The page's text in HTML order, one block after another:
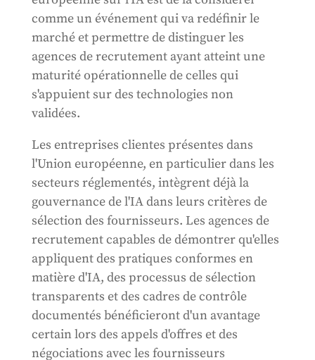
comme un événement qui va redéfinir le
marché et permettre de distinguer les
agences de recrutement ayant atteint une
maturité opérationnelle de celles qui
s'appuient sur des technologies non
validées.
Les entreprises clientes présentes dans
l'Union européenne, en particulier dans les
secteurs réglementés, intègrent déjà la
gouvernance de l'IA dans leurs critères de
sélection des fournisseurs. Les agences de
recrutement capables de démontrer qu'elles
appliquent des pratiques conformes en
matière d'IA, des processus de sélection
transparents et des cadres de contrôle
documentés bénéficieront d'un avantage
certain lors des appels d'offres et des
négociations avec les fournisseurs